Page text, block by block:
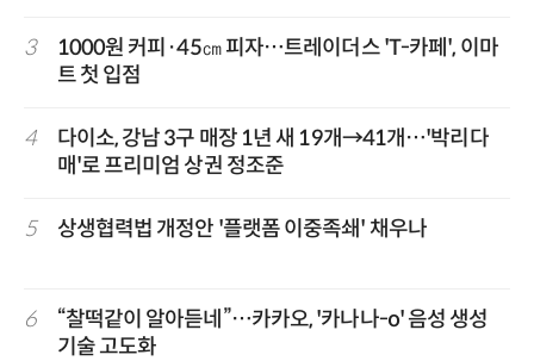
3
1000원 커피·45㎝ 피자…트레이더스 'T-카페', 이마
트 첫 입점
4
다이소, 강남 3구 매장 1년 새 19개→41개…'박리다
매'로 프리미엄 상권 정조준
5 상생협력법 개정안 '플랫폼 이중족쇄' 채우나
6
“찰떡같이 알아듣네”…카카오, '카나나-o' 음성 생성
기술 고도화